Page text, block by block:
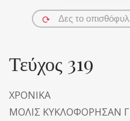
Δες το
Τεύχος 319
ΧΡΟΝΙΚΑ
ΜΟΛΙΣ ΚΥΚΛΟΦΟΡΗΣΑΝ